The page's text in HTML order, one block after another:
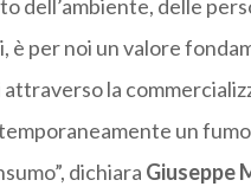
dell’ambiente, delle
è per noi un valore
la
un
dichiara Giuseppe